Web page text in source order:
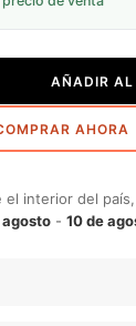
AÑADIR AL
AHORA
el interior del
- 10 de